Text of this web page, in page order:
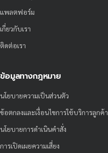
แพลตฟอร์ม
เกี่ยวกับเรา
ติดต่อเรา
ข้อมูลทางกฎหมาย
นโยบายความเป็นส่วนตัว
ข้อตกลงและเงื่อนไขการใช้บริการลูกค้า
นโยบายการดำเนินคำสั่ง
การเปิดเผยความเสี่ยง